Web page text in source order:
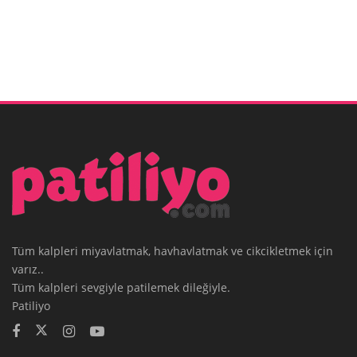
Tüm kalpleri miyavlatmak, havhavlatmak ve cikcikletmek için
varız..
Tüm kalpleri sevgiyle patilemek dileğiyle.
Patiliyo